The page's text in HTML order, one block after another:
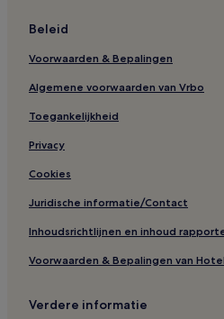
Beleid
Voorwaarden & Bepalingen
Algemene voorwaarden van Vrbo
Toegankelijkheid
Privacy
Cookies
Juridische informatie/Contact
Inhoudsrichtlijnen en inhoud
Voorwaarden & Bepalingen van
Verdere informatie